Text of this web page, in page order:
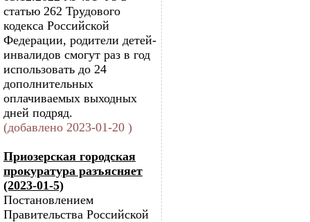
статью 262 Трудового
кодекса Российской
Федерации, родители детей-
инвалидов смогут раз в год
использовать до 24
дополнительных
оплачиваемых выходных
дней подряд.
(добавлено 2023-01-20 )
Приозерская городская
прокуратура разъясняет
(2023-01-5)
Постановлением
Правительства Российской